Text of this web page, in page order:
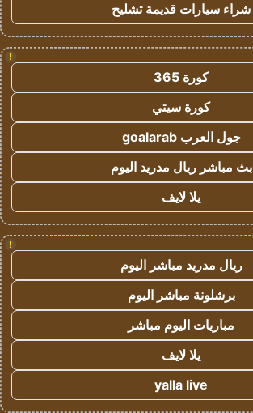
شراء سيارات قديمة تشليح
!
كورة 365
كورة سيتي
جول العرب goalarab
بث مباشر ريال مدريد اليوم
يلا لايف
!
ريال مدريد مباشر اليوم
برشلونة مباشر اليوم
مباريات اليوم مباشر
يلا لايف
yalla live